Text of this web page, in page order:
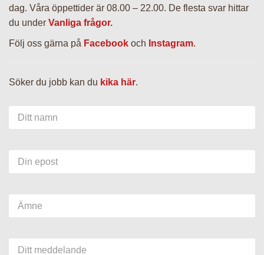
anställda
Leverans
Här säljer vi också
Julgranstips
Om oss
Vanliga frågor
dag. Våra öppettider är 08.00 – 22.00. De flesta svar hittar
du under Vanliga frågor.
Följ oss gärna på Facebook och Instagram.
Söker du jobb kan du kika här.
Ditt namn
Din epost
Ämne
Ditt meddelande